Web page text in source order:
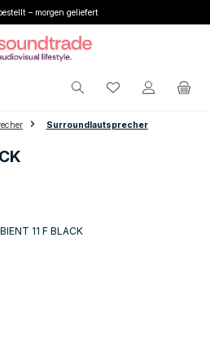
– morgen geliefert
Du hast 0
Surroundlautsprecher